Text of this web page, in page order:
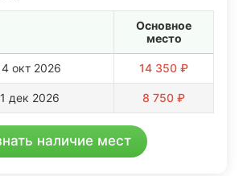
Основное
место
окт 2026 14 350 ₽
дек 2026 8 750 ₽
наличие мест